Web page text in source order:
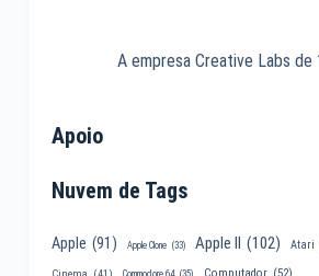
A empresa Creative Labs de
Apoio
Nuvem de Tags
Apple (91) Apple Clone (33) Apple II (102) Atari
Cinema (41) Commodore 64 (35) Computador (52)